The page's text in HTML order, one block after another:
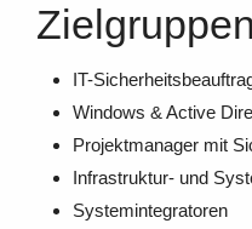
Zielgruppen
IT-
Windows & Active
Projektmanager mit
Infrastruktur- und
Systemintegratoren